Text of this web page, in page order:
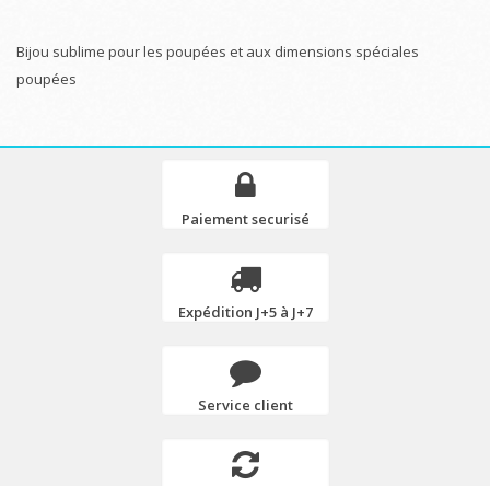
Bijou sublime pour les poupées et aux dimensions spéciales
poupées
Paiement securisé
Expédition J+5 à J+7
Service client